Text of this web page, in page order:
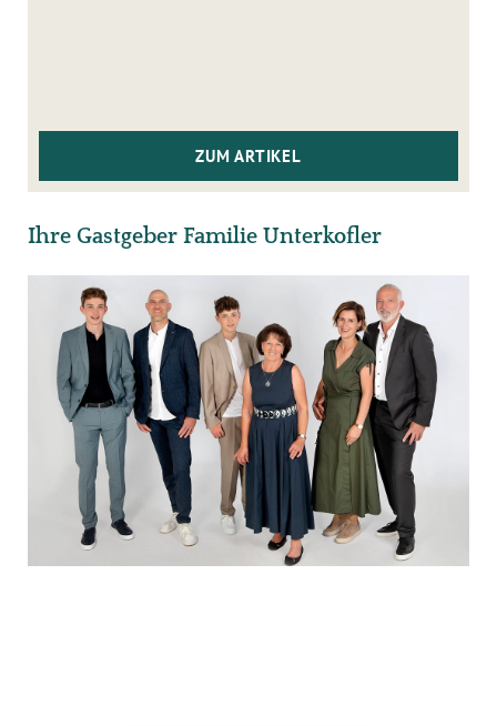
ZUM ARTIKEL
Ihre Gastgeber Familie Unterkofler